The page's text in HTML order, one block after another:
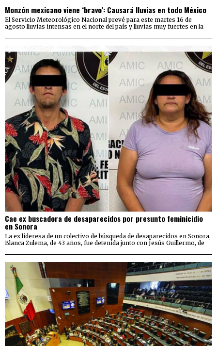
Monzón mexicano viene ‘bravo’: Causará lluvias en todo México
El Servicio Meteorológico Nacional prevé para este martes 16 de
agosto lluvias intensas en el norte del país y lluvias muy fuertes en la
Cae ex buscadora de desaparecidos por presunto feminicidio
en Sonora
La ex lideresa de un colectivo de búsqueda de desaparecidos en Sonora,
Blanca Zulema, de 43 años, fue detenida junto con Jesús Guillermo, de